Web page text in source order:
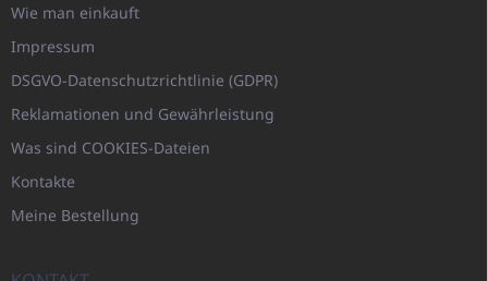
Wie man einkauft
Impressum
DSGVO-Datenschutzrichtlinie (GDPR)
Reklamationen und Gewährleistung
Was sind COOKIES-Dateien
Kontakte
Meine Bestellung